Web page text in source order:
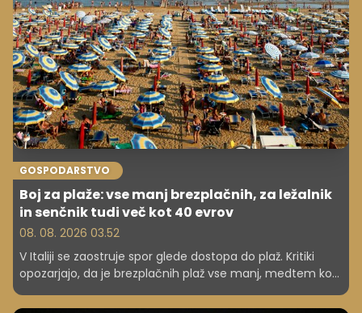
GOSPODARSTVO
Boj za plaže: vse manj brezplačnih, za ležalnik
in senčnik tudi več kot 40 evrov
08. 08. 2026 03.52
V Italiji se zaostruje spor glede dostopa do plaž. Kritiki
opozarjajo, da je brezplačnih plaž vse manj, medtem ko
previsoke.